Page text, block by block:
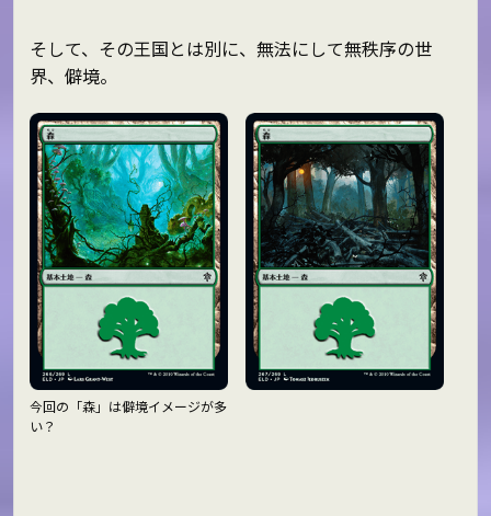
そして、その王国とは別に、無法にして無秩序の世
界、僻境。
今回の「森」は僻境イメージが多
い？